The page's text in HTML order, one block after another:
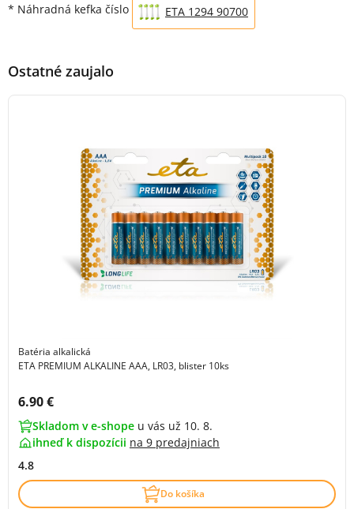
* Náhradná kefka číslo
ETA 1294 90700
Ostatné zaujalo
Batéria alkalická
ETA PREMIUM ALKALINE AAA, LR03, blister 10ks
Cena s DPH:
6.90 €
Skladom v e-shope u vás už 10. 8.
ihneď k dispozícii na 9 predajniach
4.8
Do košíka